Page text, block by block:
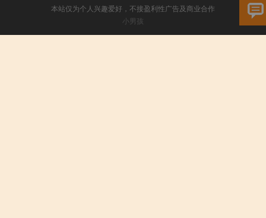
本站仅为个人兴趣爱好，不接盈利性广告及商业合作
小男孩